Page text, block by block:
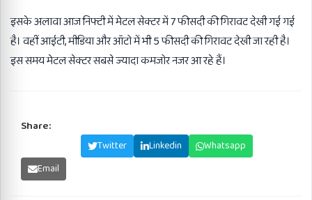
इसके अलावा आज निफ्टी में मेटल सेक्टर में 7 फीसदी की गिरावट देखी गई गई
है। वहीं आईटी, मीडिया और ऑटो में भी 5 फीसदी की गिरावट देखी जा रही है।
इस समय मेटल सेक्टर सबसे ज्यादा कमजोर नजर आ रहे हैं।
Share:
Twitter Linkedin
Whatsapp
Email